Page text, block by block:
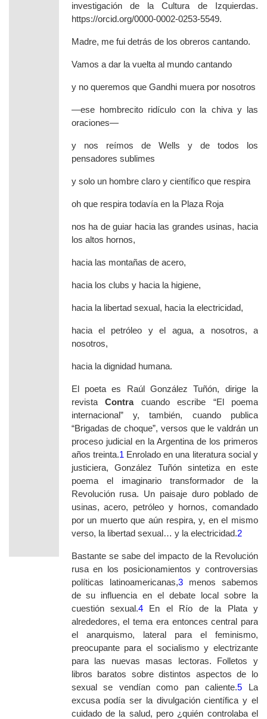
investigación de la Cultura de Izquierdas.
https://orcid.org/0000-0002-0253-5549.
Madre, me fui detrás de los obreros cantando.
Vamos a dar la vuelta al mundo cantando
y no queremos que Gandhi muera por nosotros
—ese hombrecito ridículo con la chiva y las
oraciones—
y nos reímos de Wells y de todos los
pensadores sublimes
y solo un hombre claro y científico que respira
oh que respira todavía en la Plaza Roja
nos ha de guiar hacia las grandes usinas, hacia
los altos hornos,
hacia las montañas de acero,
hacia los clubs y hacia la higiene,
hacia la libertad sexual, hacia la electricidad,
hacia el petróleo y el agua, a nosotros, a
nosotros,
hacia la dignidad humana.
El poeta es Raúl González Tuñón, dirige la
revista Contracuando escribe “El poema
internacional” y, también, cuando publica
“Brigadas de choque”, versos que le valdrán un
proceso judicial en la Argentina de los primeros
años treinta.1 Enrolado en una literatura social y
justiciera, González Tuñón sintetiza en este
poema el imaginario transformador de la
Revolución rusa. Un paisaje duro poblado de
usinas, acero, petróleo y hornos, comandado
por un muerto que aún respira, y, en el mismo
verso, la libertad sexual… y la electricidad.2
Bastante se sabe del impacto de la Revolución
rusa en los posicionamientos y controversias
políticas latinoamericanas,3menos sabemos
de su influencia en el debate local sobre la
cuestión sexual.4En el Río de la Plata y
alrededores, el tema era entonces central para
el anarquismo, lateral para el feminismo,
preocupante para el socialismo y electrizante
para las nuevas masas lectoras. Folletos y
libros baratos sobre distintos aspectos de lo
sexual se vendían como pan caliente.5 La
excusa podía ser la divulgación científica y el
cuidado de la salud, pero ¿quién controlaba el